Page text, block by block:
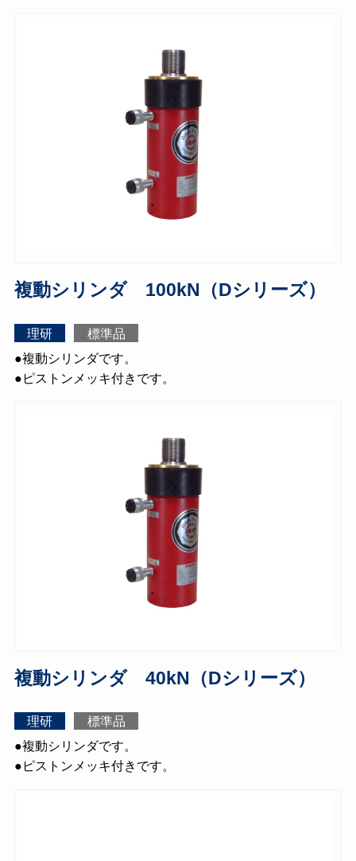
複動シリンダ 100kN（Dシリーズ）
理研
標準品
●複動シリンダです。
●ピストンメッキ付きです。
複動シリンダ 40kN（Dシリーズ）
理研
標準品
●複動シリンダです。
●ピストンメッキ付きです。